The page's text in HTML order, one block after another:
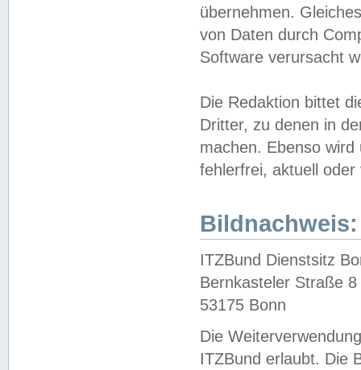
übernehmen.
von Daten durch
Software verursacht
Die Redaktion bittet
Dritter, zu denen in
machen. Ebenso
fehlerfrei, aktuell oder
Bildnachweis:
ITZBund Dienstsitz
Bernkasteler Straße 8
53175 Bonn
Die
ITZBund erlaubt. Die